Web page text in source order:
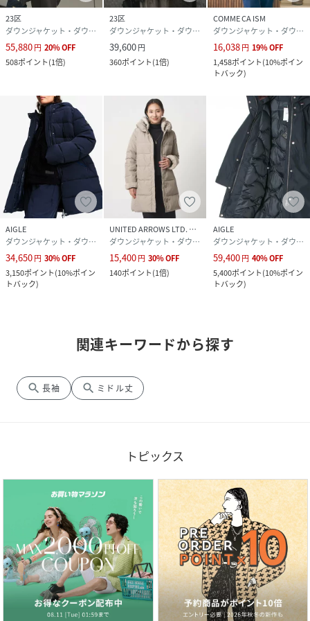
23区
ダウンジャケット・ダウンベスト
55,880円 20%OFF
508ポイント(1倍)
23区
ダウンジャケット・ダウンベスト
39,600円
360ポイント(1倍)
COMME CA ISM
ダウンジャケット・ダウンベスト
16,038円 19%OFF
1,458ポイント(10%ポイン
トバック)
AIGLE
ダウンジャケット・ダウンベスト
34,650円 30%OFF
3,150ポイント(10%ポイン
トバック)
UNITED ARROWS LTD. OUTLET
ダウンジャケット・ダウンベスト
15,400円 30%OFF
140ポイント(1倍)
AIGLE
ダウンジャケット・ダウンベスト
59,400円 40%OFF
5,400ポイント(10%ポイン
トバック)
関連キーワードから探す
search 長袖 search ミドル丈
トピックス